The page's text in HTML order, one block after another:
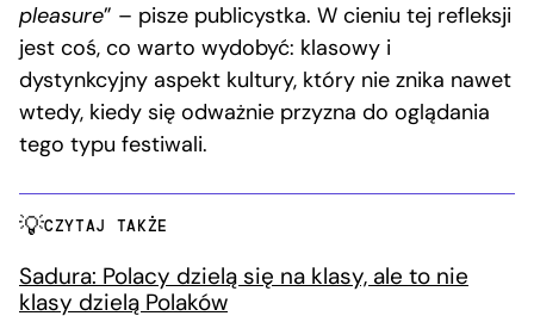
pleasure” – pisze publicystka. W cieniu tej refleksji
jest coś, co warto wydobyć: klasowy i
dystynkcyjny aspekt kultury, który nie znika nawet
wtedy, kiedy się odważnie przyzna do oglądania
tego typu festiwali.
CZYTAJ TAKŻE
Sadura: Polacy dzielą się na klasy, ale to nie
klasy dzielą Polaków